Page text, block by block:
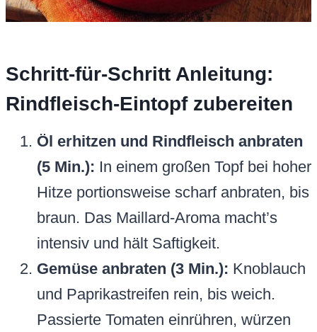
Schritt-für-Schritt Anleitung:
Rindfleisch-Eintopf zubereiten
Öl erhitzen und Rindfleisch anbraten
(5 Min.): In einem großen Topf bei hoher
Hitze portionsweise scharf anbraten, bis
braun. Das Maillard-Aroma macht’s
intensiv und hält Saftigkeit.
Gemüse anbraten (3 Min.): Knoblauch
und Paprikastreifen rein, bis weich.
Passierte Tomaten einrühren, würzen